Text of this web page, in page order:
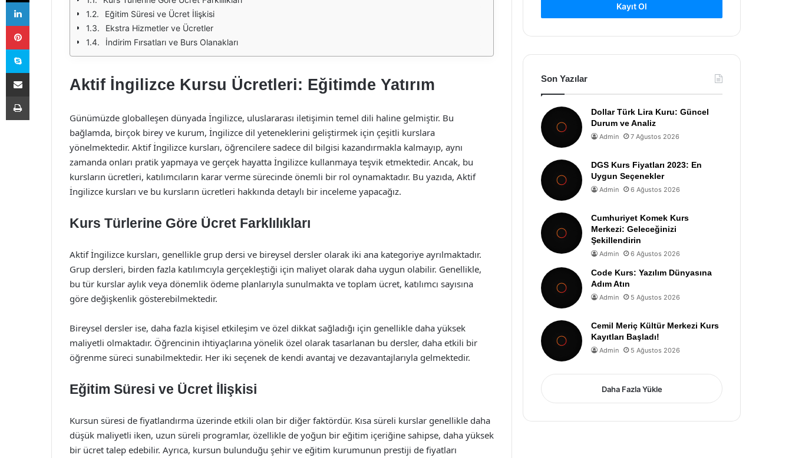
Eğitim Süresi ve Ücret İlişkisi
Ekstra Hizmetler ve Ücretler
İndirim Fırsatları ve Burs Olanakları
Aktif İngilizce Kursu Ücretleri: Eğitimde Yatırım
Günümüzde globalleşen dünyada İngilizce, uluslararası iletişimin temel dili haline gelmiştir. Bu
bağlamda, birçok birey ve kurum, İngilizce dil yeteneklerini geliştirmek için çeşitli kurslara
yönelmektedir. Aktif İngilizce kursları, öğrencilere sadece dil bilgisi kazandırmakla kalmayıp, aynı
zamanda onları pratik yapmaya ve gerçek hayatta İngilizce kullanmaya teşvik etmektedir. Ancak, bu
kursların ücretleri, katılımcıların karar verme sürecinde önemli bir rol oynamaktadır. Bu yazıda, Aktif
İngilizce kursları ve bu kursların ücretleri hakkında detaylı bir inceleme yapacağız.
Kurs Türlerine Göre Ücret Farklılıkları
Aktif İngilizce kursları, genellikle grup dersi ve bireysel dersler olarak iki ana kategoriye ayrılmaktadır.
Grup dersleri, birden fazla katılımcıyla gerçekleştiği için maliyet olarak daha uygun olabilir. Genellikle,
bu tür kurslar aylık veya dönemlik ödeme planlarıyla sunulmakta ve toplam ücret, katılımcı sayısına
göre değişkenlik gösterebilmektedir.
Bireysel dersler ise, daha fazla kişisel etkileşim ve özel dikkat sağladığı için genellikle daha yüksek
maliyetli olmaktadır. Öğrencinin ihtiyaçlarına yönelik özel olarak tasarlanan bu dersler, daha etkili bir
öğrenme süreci sunabilmektedir. Her iki seçenek de kendi avantaj ve dezavantajlarıyla gelmektedir.
Eğitim Süresi ve Ücret İlişkisi
Kursun süresi de fiyatlandırma üzerinde etkili olan bir diğer faktördür. Kısa süreli kurslar genellikle daha
düşük maliyetli iken, uzun süreli programlar, özellikle de yoğun bir eğitim içeriğine sahipse, daha yüksek
bir ücret talep edebilir. Ayrıca, kursun bulunduğu şehir ve eğitim kurumunun prestiji de fiyatları
Kayıt Ol
Son Yazılar
Dollar Türk Lira Kuru: Güncel
Durum ve Analiz
Admin 7 Ağustos 2026
DGS Kurs Fiyatları 2023: En
Uygun Seçenekler
Admin 6 Ağustos 2026
Cumhuriyet Komek Kurs
Merkezi: Geleceğinizi
Şekillendirin
Admin 6 Ağustos 2026
Code Kurs: Yazılım Dünyasına
Adım Atın
Admin 5 Ağustos 2026
Cemil Meriç Kültür Merkezi Kurs
Kayıtları Başladı!
Admin 5 Ağustos 2026
Daha Fazla Yükle
Pinterest
Skype
E-Posta ile paylaş